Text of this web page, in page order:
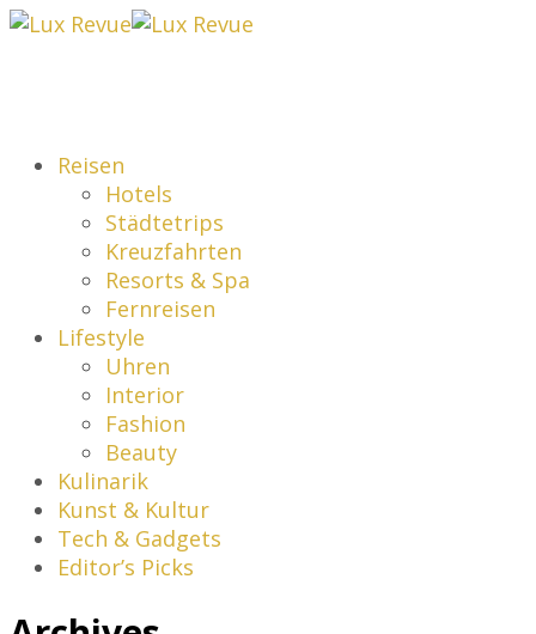
Reisen
Hotels
Städtetrips
Kreuzfahrten
Resorts & Spa
Fernreisen
Lifestyle
Uhren
Interior
Fashion
Beauty
Kulinarik
Kunst & Kultur
Tech & Gadgets
Editor’s Picks